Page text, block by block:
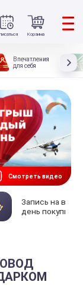
Корзина
Впечатления
для себя
Смотреть видео
Запись на
день покупки